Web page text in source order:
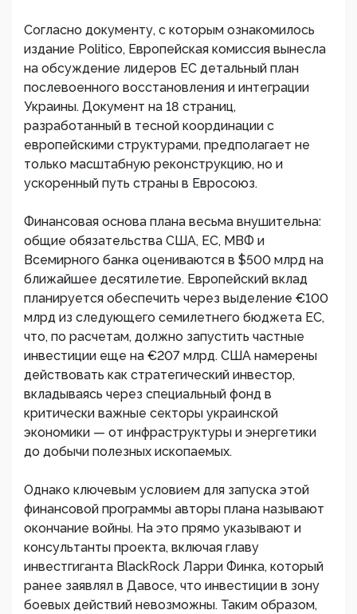
Согласно документу, с которым ознакомилось
издание Politico, Европейская комиссия вынесла
на обсуждение лидеров ЕС детальный план
послевоенного восстановления и интеграции
Украины. Документ на 18 страниц,
разработанный в тесной координации с
европейскими структурами, предполагает не
только масштабную реконструкцию, но и
ускоренный путь страны в Евросоюз.
Финансовая основа плана весьма внушительна:
общие обязательства США, ЕС, МВФ и
Всемирного банка оцениваются в $500 млрд на
ближайшее десятилетие. Европейский вклад
планируется обеспечить через выделение €100
млрд из следующего семилетнего бюджета ЕС,
что, по расчетам, должно запустить частные
инвестиции еще на €207 млрд. США намерены
действовать как стратегический инвестор,
вкладываясь через специальный фонд в
критически важные секторы украинской
экономики — от инфраструктуры и энергетики
до добычи полезных ископаемых.
Однако ключевым условием для запуска этой
финансовой программы авторы плана называют
окончание войны. На это прямо указывают и
консультанты проекта, включая главу
инвестгиганта BlackRock Ларри Финка, который
ранее заявлял в Давосе, что инвестиции в зону
боевых действий невозможны. Таким образом,